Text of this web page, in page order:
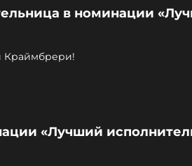
в номинации
Краймбрери!
«Лучший